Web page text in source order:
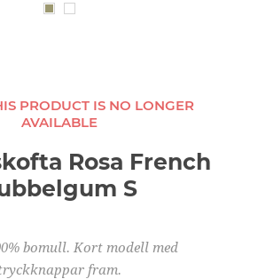
PRODUCT IS NO LONGER
AVAILABLE
Rosa French
S
bomull. Kort modell med
fram.